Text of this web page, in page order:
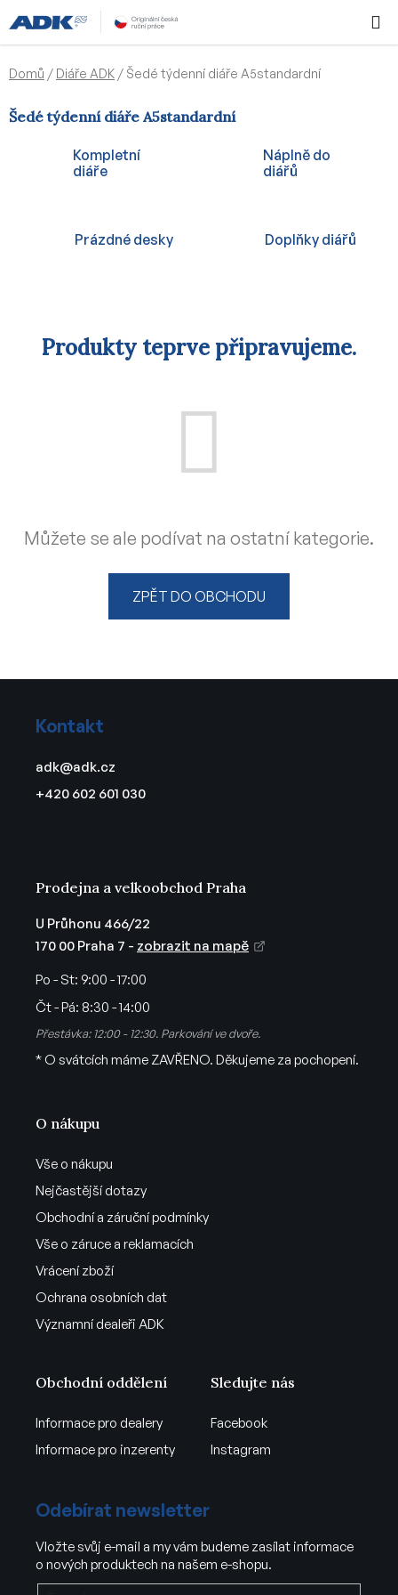
na
obsah
KOŠÍK
Domů / Diáře ADK / Šedé týdenní diáře A5standardní
Šedé týdenní diáře A5standardní
Kompletní
diáře
Náplně do
diářů
Prázdné desky Doplňky diářů
Produkty teprve připravujeme.
Můžete se ale podívat na ostatní kategorie.
ZPĚT DO OBCHODU
Kontakt
adk@adk.cz
+420 602 601 030
O nákupu
Vše o nákupu
Nejčastější dotazy
Obchodní a záruční podmínky
Vše o záruce a reklamacích
Vrácení zboží
Ochrana osobních dat
Významní dealeři ADK
Prodejna a velkoobchod Praha
U Průhonu 466/22
170 00 Praha 7 - zobrazit na mapě
Po - St: 9:00 - 17:00
Čt - Pá: 8:30 - 14:00
Přestávka: 12:00 - 12:30. Parkování ve dvoře.
* O svátcích máme ZAVŘENO. Děkujeme za pochopení.
Obchodní oddělení
Informace pro dealery
Informace pro inzerenty
Sledujte nás
Facebook
Instagram
Odebírat newsletter
Vložte svůj e-mail a my vám budeme zasílat informace
o nových produktech na našem e-shopu.